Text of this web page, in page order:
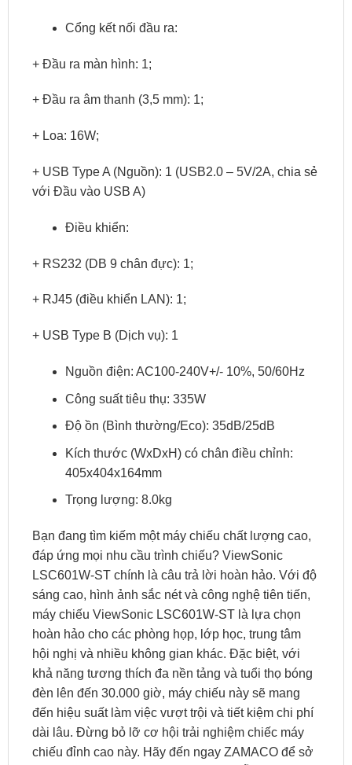
Cổng kết nối đầu ra:
+ Đầu ra màn hình: 1;
+ Đầu ra âm thanh (3,5 mm): 1;
+ Loa: 16W;
+ USB Type A (Nguồn): 1 (USB2.0 – 5V/2A, chia sẻ
với Đầu vào USB A)
Điều khiển:
+ RS232 (DB 9 chân đực): 1;
+ RJ45 (điều khiển LAN): 1;
+ USB Type B (Dịch vụ): 1
Nguồn điện: AC100-240V+/- 10%, 50/60Hz
Công suất tiêu thụ: 335W
Độ ồn (Bình thường/Eco): 35dB/25dB
Kích thước (WxDxH) có chân điều chỉnh:
405x404x164mm
Trọng lượng: 8.0kg
Bạn đang tìm kiếm một máy chiếu chất lượng cao,
đáp ứng mọi nhu cầu trình chiếu? ViewSonic
LSC601W-ST chính là câu trả lời hoàn hảo. Với độ
sáng cao, hình ảnh sắc nét và công nghệ tiên tiến,
máy chiếu ViewSonic LSC601W-ST là lựa chọn
hoàn hảo cho các phòng họp, lớp học, trung tâm
hội nghị và nhiều không gian khác. Đặc biệt, với
khả năng tương thích đa nền tảng và tuổi thọ bóng
đèn lên đến 30.000 giờ, máy chiếu này sẽ mang
đến hiệu suất làm việc vượt trội và tiết kiệm chi phí
dài lâu. Đừng bỏ lỡ cơ hội trải nghiệm chiếc máy
chiếu đỉnh cao này. Hãy đến ngay ZAMACO để sở